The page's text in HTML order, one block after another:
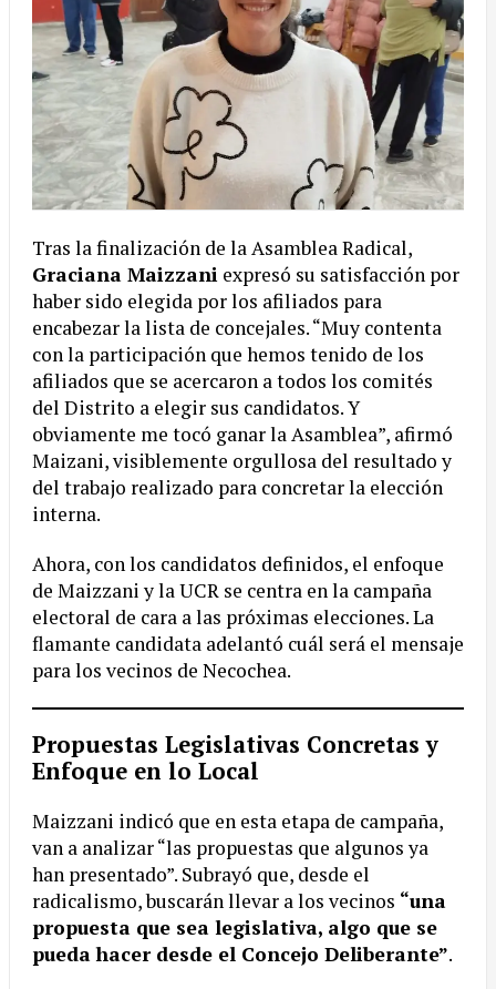
Tras la finalización de la Asamblea Radical,
Graciana Maizzani expresó su satisfacción por
haber sido elegida por los afiliados para
encabezar la lista de concejales. “Muy contenta
con la participación que hemos tenido de los
afiliados que se acercaron a todos los comités
del Distrito a elegir sus candidatos. Y
obviamente me tocó ganar la Asamblea”, afirmó
Maizani, visiblemente orgullosa del resultado y
del trabajo realizado para concretar la elección
interna.
Ahora, con los candidatos definidos, el enfoque
de Maizzani y la UCR se centra en la campaña
electoral de cara a las próximas elecciones. La
flamante candidata adelantó cuál será el mensaje
para los vecinos de Necochea.
Propuestas Legislativas Concretas y
Enfoque en lo Local
Maizzani indicó que en esta etapa de campaña,
van a analizar “las propuestas que algunos ya
han presentado”. Subrayó que, desde el
radicalismo, buscarán llevar a los vecinos “una
propuesta que sea legislativa, algo que se
pueda hacer desde el Concejo Deliberante”.